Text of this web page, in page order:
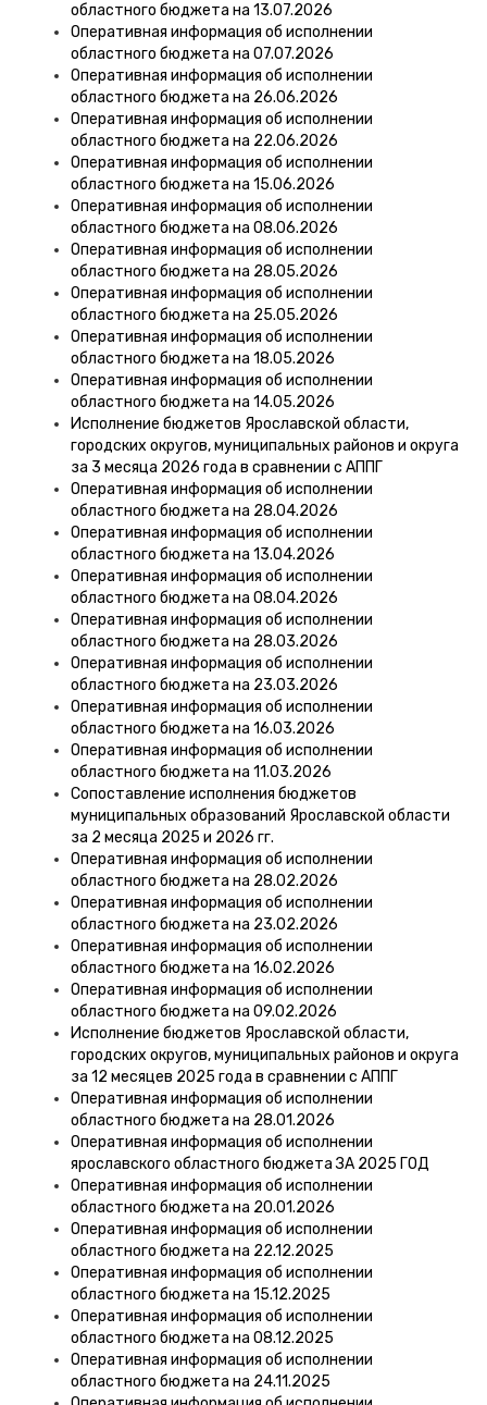
областного бюджета на 13.07.2026
Оперативная информация об исполнении
областного бюджета на 07.07.2026
Оперативная информация об исполнении
областного бюджета на 26.06.2026
Оперативная информация об исполнении
областного бюджета на 22.06.2026
Оперативная информация об исполнении
областного бюджета на 15.06.2026
Оперативная информация об исполнении
областного бюджета на 08.06.2026
Оперативная информация об исполнении
областного бюджета на 28.05.2026
Оперативная информация об исполнении
областного бюджета на 25.05.2026
Оперативная информация об исполнении
областного бюджета на 18.05.2026
Оперативная информация об исполнении
областного бюджета на 14.05.2026
Исполнение бюджетов Ярославской области,
городских округов, муниципальных районов и округа
за 3 месяца 2026 года в сравнении с АППГ
Оперативная информация об исполнении
областного бюджета на 28.04.2026
Оперативная информация об исполнении
областного бюджета на 13.04.2026
Оперативная информация об исполнении
областного бюджета на 08.04.2026
Оперативная информация об исполнении
областного бюджета на 28.03.2026
Оперативная информация об исполнении
областного бюджета на 23.03.2026
Оперативная информация об исполнении
областного бюджета на 16.03.2026
Оперативная информация об исполнении
областного бюджета на 11.03.2026
Сопоставление исполнения бюджетов
муниципальных образований Ярославской области
за 2 месяца 2025 и 2026 гг.
Оперативная информация об исполнении
областного бюджета на 28.02.2026
Оперативная информация об исполнении
областного бюджета на 23.02.2026
Оперативная информация об исполнении
областного бюджета на 16.02.2026
Оперативная информация об исполнении
областного бюджета на 09.02.2026
Исполнение бюджетов Ярославской области,
городских округов, муниципальных районов и округа
за 12 месяцев 2025 года в сравнении с АППГ
Оперативная информация об исполнении
областного бюджета на 28.01.2026
Оперативная информация об исполнении
ярославского областного бюджета ЗА 2025 ГОД
Оперативная информация об исполнении
областного бюджета на 20.01.2026
Оперативная информация об исполнении
областного бюджета на 22.12.2025
Оперативная информация об исполнении
областного бюджета на 15.12.2025
Оперативная информация об исполнении
областного бюджета на 08.12.2025
Оперативная информация об исполнении
областного бюджета на 24.11.2025